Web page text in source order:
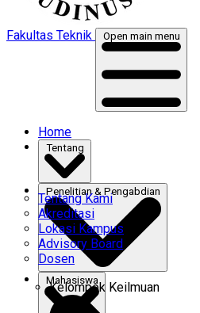
Fakultas Teknik Open main menu
Home
Tentang Kami
Akreditasi
Lokasi Kampus
Advisory Board
Dosen
Kelompok Keilmuan
Mahasiswa